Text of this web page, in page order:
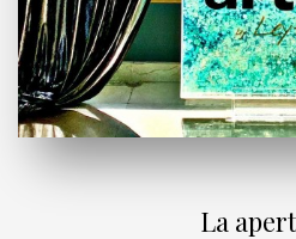
La